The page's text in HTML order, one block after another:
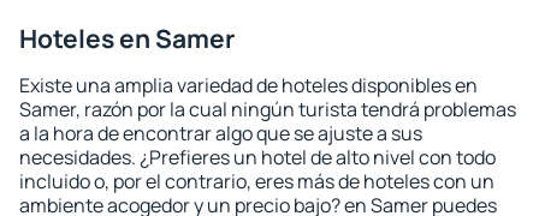
Hoteles en Samer
Existe una amplia variedad de hoteles disponibles en
Samer, razón por la cual ningún turista tendrá problemas
a la hora de encontrar algo que se ajuste a sus
necesidades. ¿Prefieres un hotel de alto nivel con todo
incluido o, por el contrario, eres más de hoteles con un
ambiente acogedor y un precio bajo? en Samer puedes